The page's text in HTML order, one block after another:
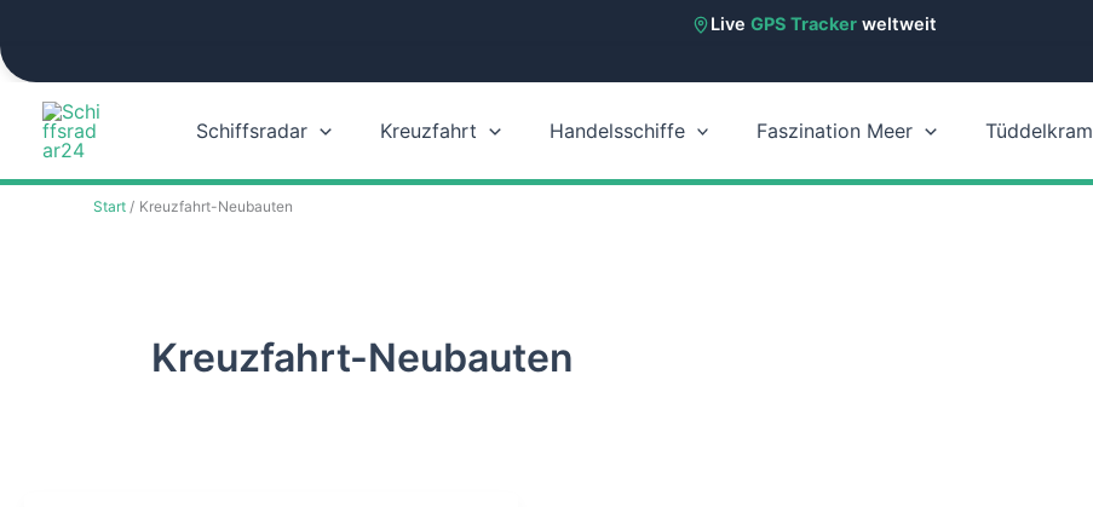
Live GPS Trackerweltweit
Zum
springen
Schiffsradar Kreuzfahrt Handelsschiffe Faszination Meer Tüddelkram
Start Kreuzfahrt-Neubauten
Kreuzfahrt-Neubauten